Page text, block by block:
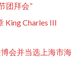
团拜会”
King Charles III
会并当选上海市海